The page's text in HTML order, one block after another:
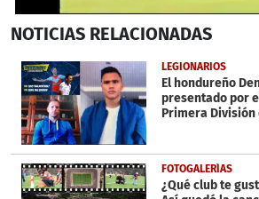
seconds
27
seconds
NOTICIAS RELACIONADAS
LEGIONARIOS
El hondureño
presentado por
Primera División
FOTOGALERÍAS
¿Qué club te